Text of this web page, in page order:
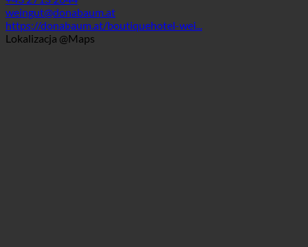
Informacje kontaktowe
3620 Spitz, Spitz | Austria (Niederösterreich)
+43 2713 2644
weingut@donabaum.at